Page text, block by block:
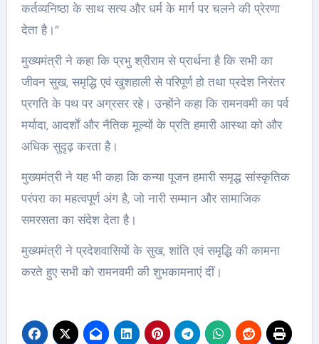
कर्तव्यनिष्ठा के साथ सत्य और धर्म के मार्ग पर चलने की प्रेरणा
देता है।”
मुख्यमंत्री ने कहा कि प्रभु श्रीराम से प्रार्थना है कि सभी का
जीवन सुख, समृद्धि एवं खुशहाली से परिपूर्ण हो तथा प्रदेश निरंतर
प्रगति के पथ पर अग्रसर रहे। उन्होंने कहा कि रामनवमी का पर्व
मर्यादा, आदर्शों और नैतिक मूल्यों के प्रति हमारी आस्था को और
अधिक सुदृढ़ करता है।
मुख्यमंत्री ने यह भी कहा कि कन्या पूजन हमारी समृद्ध सांस्कृतिक
परंपरा का महत्वपूर्ण अंग है, जो नारी सम्मान और सामाजिक
समरसता का संदेश देता है।
मुख्यमंत्री ने प्रदेशवासियों के सुख, शांति एवं समृद्धि की कामना
करते हुए सभी को रामनवमी की शुभकामनाएं दीं।